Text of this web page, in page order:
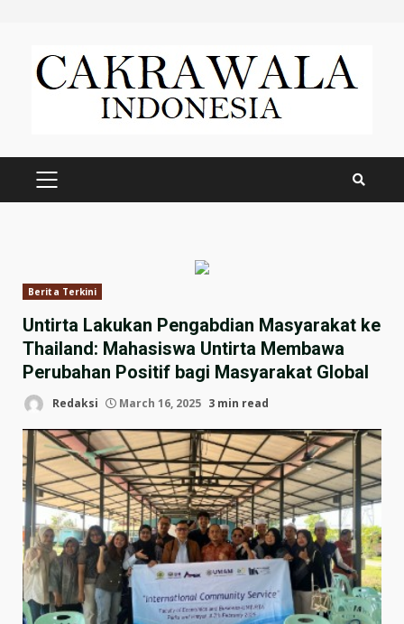
content
PRIMARY
Berita Terkini
Untirta Lakukan Pengabdian Masyarakat ke
Thailand: Mahasiswa Untirta Membawa
Perubahan Positif bagi Masyarakat Global
Redaksi March 16, 2025 3 min read